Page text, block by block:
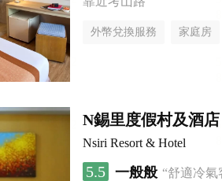
外幣兌換服務 家庭房
N錫里度假村及酒店
Nsiri Resort & Hotel
5.5 一般般 “舒適冷